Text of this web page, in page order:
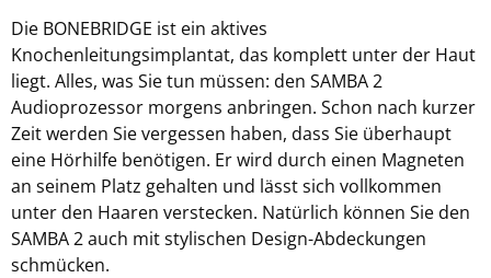
Die BONEBRIDGE ist ein aktives
Knochenleitungsimplantat, das komplett unter der Haut
liegt. Alles, was Sie tun müssen: den SAMBA 2
Audioprozessor morgens anbringen. Schon nach kurzer
Zeit werden Sie vergessen haben, dass Sie überhaupt
eine Hörhilfe benötigen. Er wird durch einen Magneten
an seinem Platz gehalten und lässt sich vollkommen
unter den Haaren verstecken. Natürlich können Sie den
SAMBA 2 auch mit stylischen Design-Abdeckungen
schmücken.